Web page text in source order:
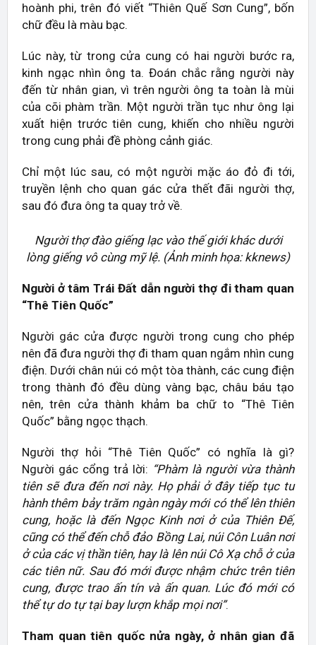
hoành phi, trên đó viết “Thiên Quế Sơn Cung”, bốn
chữ đều là màu bạc.
Lúc này, từ trong cửa cung có hai người bước ra,
kinh ngạc nhìn ông ta. Đoán chắc rằng người này
đến từ nhân gian, vì trên người ông ta toàn là mùi
của cõi phàm trần. Một người trần tục như ông lại
xuất hiện trước tiên cung, khiến cho nhiều người
trong cung phải đề phòng cảnh giác.
Chỉ một lúc sau, có một người mặc áo đỏ đi tới,
truyền lệnh cho quan gác cửa thết đãi người thợ,
sau đó đưa ông ta quay trở về.
Người thợ đào giếng lạc vào thế giới khác dưới
lòng giếng vô cùng mỹ lệ. (Ảnh minh họa: kknews)
Người ở tâm Trái Đất dẫn người thợ đi tham quan
“Thê Tiên Quốc”
Người gác cửa được người trong cung cho phép
nên đã đưa người thợ đi tham quan ngắm nhìn cung
điện. Dưới chân núi có một tòa thành, các cung điện
trong thành đó đều dùng vàng bạc, châu báu tạo
nên, trên cửa thành khảm ba chữ to “Thê Tiên
Quốc” bằng ngọc thạch.
Người thợ hỏi “Thê Tiên Quốc” có nghĩa là gì?
Người gác cổng trả lời: “Phàm là người vừa thành
tiên sẽ đưa đến nơi này. Họ phải ở đây tiếp tục tu
hành thêm bảy trăm ngàn ngày mới có thể lên thiên
cung, hoặc là đến Ngọc Kinh nơi ở của Thiên Đế,
cũng có thể đến chỗ đảo Bồng Lai, núi Côn Luân nơi
ở của các vị thần tiên, hay là lên núi Cô Xạ chỗ ở của
các tiên nữ. Sau đó mới được nhậm chức trên tiên
cung, được trao ấn tín và ấn quan. Lúc đó mới có
thể tự do tự tại bay lượn khắp mọi nơi”.
Tham quan tiên quốc nửa ngày, ở nhân gian đã